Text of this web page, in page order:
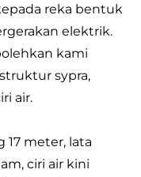
reka bentuk
elektrik.
kami
sypra,
air.
17 meter, lata
ciri air kini